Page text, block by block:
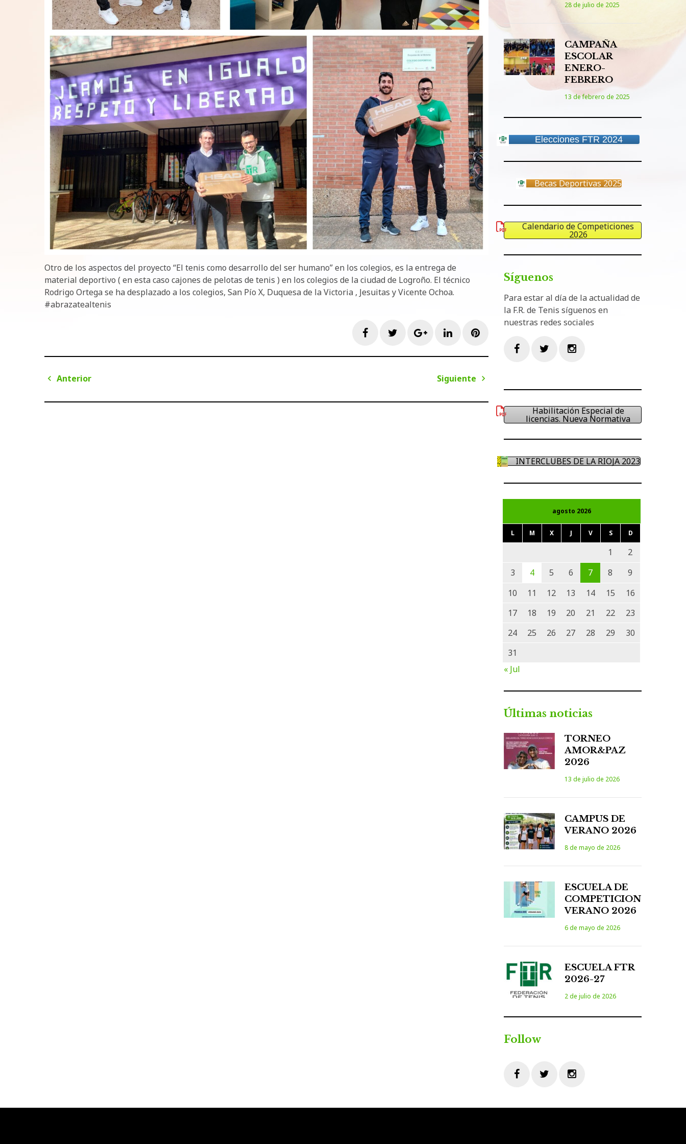
Otro de los aspectos del proyecto “El tenis como desarrollo del ser humano” en los colegios, es la entrega de
material deportivo ( en esta caso cajones de pelotas de tenis ) en los colegios de la ciudad de Logroño. El técnico
Rodrigo Ortega se ha desplazado a los colegios, San Pío X, Duquesa de la Victoria , Jesuitas y Vicente Ochoa.
#abrazatealtenis
FacebookTwitterGoogle+LinkedInPinterest
Navegación
de
Anterior
Siguiente
28 de julio de 2025
CAMPAÑA
ESCOLAR
ENERO-
FEBRERO
13 de febrero de 2025
Elecciones FTR 2024
Becas Deportivas 2025
Calendario de Competiciones
2026
Síguenos
Para estar al día de la actualidad de
la F.R. de Tenis síguenos en
nuestras redes sociales
Habilitación Especial de
licencias. Nueva Normativa
INTERCLUBES DE LA RIOJA 2023
agosto 2026
L M X J V S D
1
2
3
4 5 6 7 8
9
10
11 12 13 14 15
16
17
18 19 20 21 22
23
24
25 26 27 28 29
30
31
« Jul
Últimas noticias
TORNEO
AMOR&PAZ
2026
13 de julio de 2026
CAMPUS DE
VERANO 2026
8 de mayo de 2026
ESCUELA DE
COMPETICION
VERANO 2026
6 de mayo de 2026
ESCUELA FTR
2026-27
2 de julio de 2026
Follow